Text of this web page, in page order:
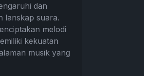
dan
lanskap suara.
melodi
kekuatan
musik yang